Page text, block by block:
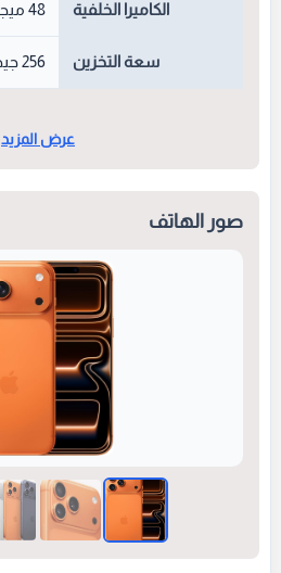
الكاميرا الخلفية 48 ميجابكسل
سعة التخزين 256 جيجابايت
عرض المزيد
صور الهاتف